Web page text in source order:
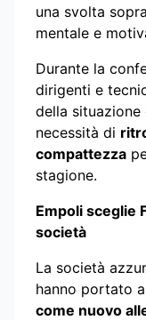
una svolta
mentale e
Durante la
dirigenti e
della
necessità di
compattezza
stagione.
Empoli sceglie
società
La società
hanno portato
come nuovo